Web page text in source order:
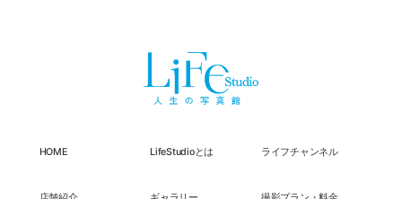
HOME LifeStudioとは ライフチャンネル